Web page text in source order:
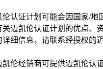
认证计划可能会因国家/地
迈凯伦认证计划的优点、
细信息，请联系经授权的
伦经销商可提供迈凯伦认